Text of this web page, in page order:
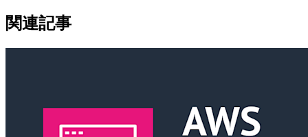
関連記事